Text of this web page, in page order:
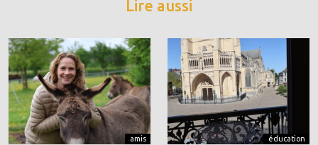
Lire aussi
amis éducation